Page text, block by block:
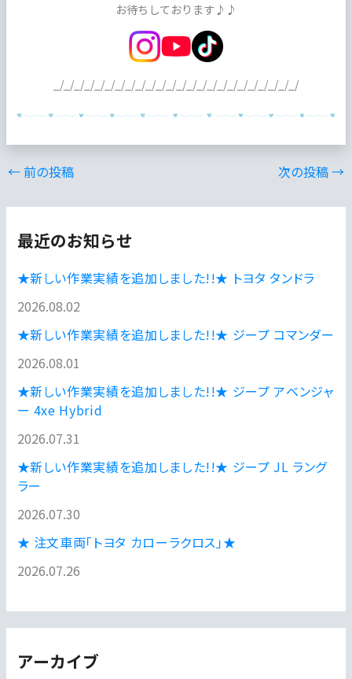
お待ちしております♪♪
_/_/_/_/_/_/_/_/_/_/_/_/_/_/_/_/_/_/_/_/_/_/_/_/
←前の投稿 次の投稿→
最近のお知らせ
★新しい作業実績を追加しました!!★ トヨタ タンドラ
2026.08.02
★新しい作業実績を追加しました!!★ ジープ コマンダー
2026.08.01
★新しい作業実績を追加しました!!★ ジープ アベンジャ
ー 4xe Hybrid
2026.07.31
★新しい作業実績を追加しました!!★ ジープ JL ラング
ラー
2026.07.30
★ 注文車両「トヨタ カローラクロス」★
2026.07.26
アーカイブ